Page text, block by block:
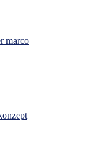
marco